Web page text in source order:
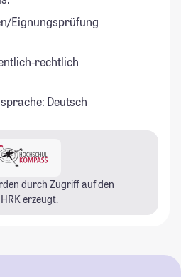
Eignungsprüfung
rechtlich
Deutsch
durch Zugriff auf den
erzeugt.